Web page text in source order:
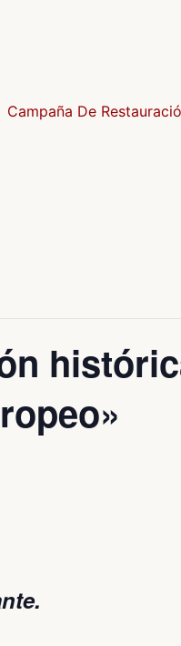
Campaña De